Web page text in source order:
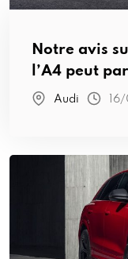
Notre avis
l’A4 peut
Audi